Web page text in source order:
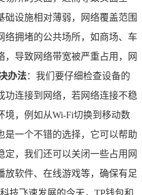
础设施相对薄弱，网络覆盖范围
络拥堵的公共场所，如商场、车
，导致网络带宽被严重占用，网
办法：我们要仔细检查设备的
功连接到网络，若网络连接不稳
境，例如从Wi-Fi切换到移动数
是一个不错的选择，它可以帮助
，我们还可以关闭一些占用网
放软件、在线游戏等，确保有足
技飞速发展的今天，TP钱包和